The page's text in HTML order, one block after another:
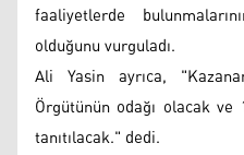
faaliyetlerde
olduğunu vurguladı.
Ali Yasin ayrıca,
Örgütünün odağı olacak
tanıtılacak." dedi.